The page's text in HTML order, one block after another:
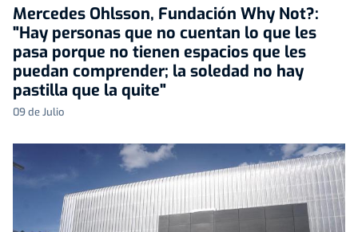
Mercedes Ohlsson, Fundación Why Not?:
"Hay personas que no cuentan lo que les
pasa porque no tienen espacios que les
puedan comprender; la soledad no hay
pastilla que la quite"
09 de Julio